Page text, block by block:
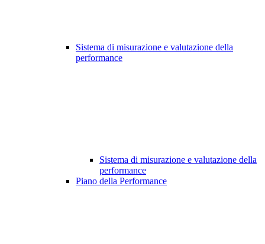
Sistema di misurazione e valutazione della
performance
Sistema di misurazione e valutazione della
performance
Piano della Performance